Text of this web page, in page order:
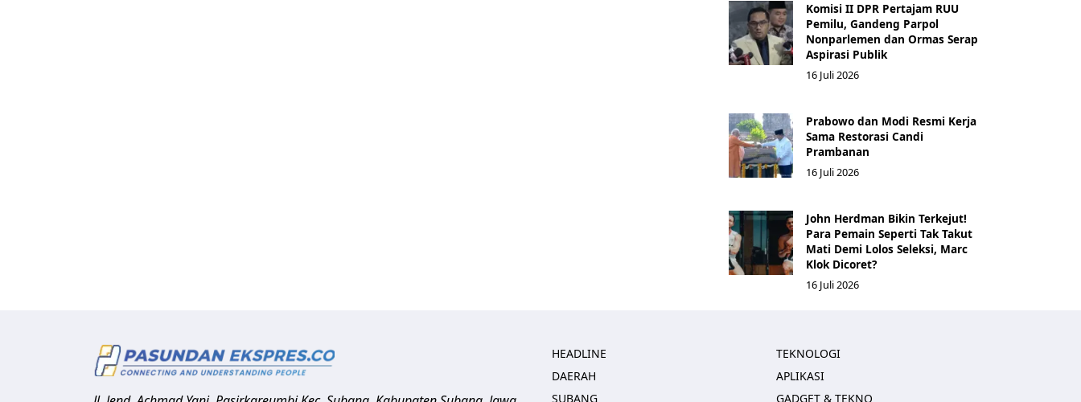
Komisi II DPR Pertajam RUU
Pemilu, Gandeng Parpol
Nonparlemen dan Ormas Serap
Aspirasi Publik
16 Juli 2026
Prabowo dan Modi Resmi Kerja
Sama Restorasi Candi
Prambanan
16 Juli 2026
John Herdman Bikin Terkejut!
Para Pemain Seperti Tak Takut
Mati Demi Lolos Seleksi, Marc
Klok Dicoret?
16 Juli 2026
HEADLINE
DAERAH
SUBANG
TEKNOLOGI
APLIKASI
GADGET & TEKNO